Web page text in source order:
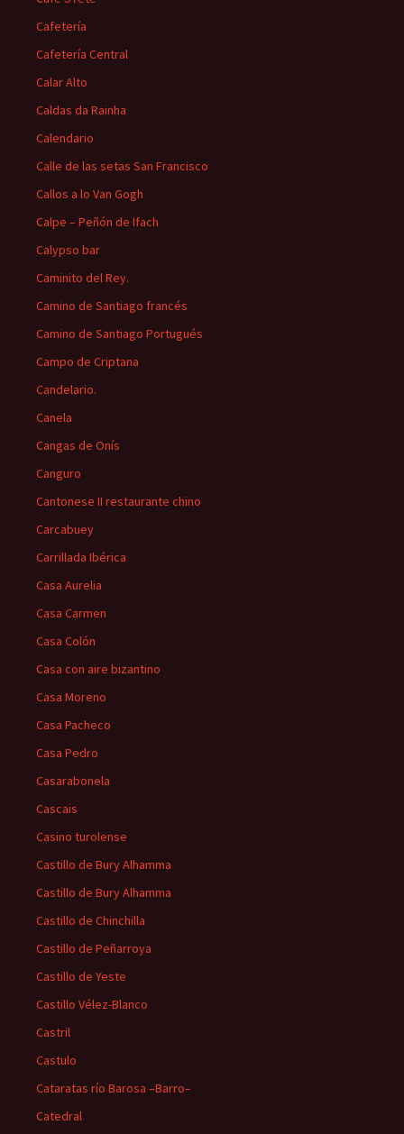
Cafetería
Cafetería Central
Calar Alto
Caldas da Rainha
Calendario
Calle de las setas San Francisco
Callos a lo Van Gogh
Calpe – Peñón de Ifach
Calypso bar
Caminito del Rey.
Camino de Santiago francés
Camino de Santiago Portugués
Campo de Criptana
Candelario.
Canela
Cangas de Onís
Canguro
Cantonese II restaurante chino
Carcabuey
Carrillada Ibérica
Casa Aurelia
Casa Carmen
Casa Colón
Casa con aire bizantino
Casa Moreno
Casa Pacheco
Casa Pedro
Casarabonela
Cascais
Casino turolense
Castillo de Bury Alhamma
Castillo de Bury Alhamma
Castillo de Chinchilla
Castillo de Peñarroya
Castillo de Yeste
Castillo Vélez-Blanco
Castril
Castulo
Cataratas río Barosa –Barro–
Catedral